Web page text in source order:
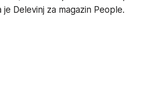
je Delevinj za magazin People.